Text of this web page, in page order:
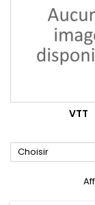
VTT
Choisir